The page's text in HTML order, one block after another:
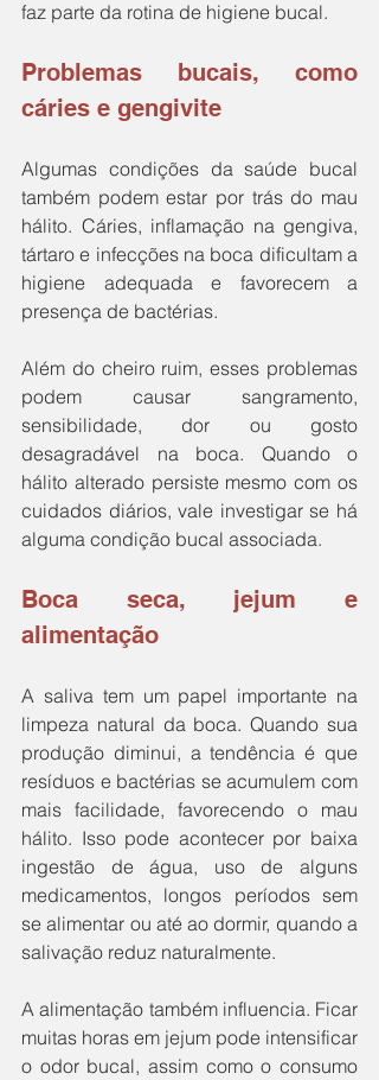
faz parte da rotina de higiene bucal.
Problemas bucais, como
cáries e gengivite
Algumas condições da saúde bucal
também podem estar por trás do mau
hálito. Cáries, inflamação na gengiva,
tártaro e infecções na boca dificultam a
higiene adequada e favorecem a
presença de bactérias.
Além do cheiro ruim, esses problemas
podem causar sangramento,
sensibilidade, dor ou gosto
desagradável na boca. Quando o
hálito alterado persiste mesmo com os
cuidados diários, vale investigar se há
alguma condição bucal associada.
Boca seca, jejum e
alimentação
A saliva tem um papel importante na
limpeza natural da boca. Quando sua
produção diminui, a tendência é que
resíduos e bactérias se acumulem com
mais facilidade, favorecendo o mau
hálito. Isso pode acontecer por baixa
ingestão de água, uso de alguns
medicamentos, longos períodos sem
se alimentar ou até ao dormir, quando a
salivação reduz naturalmente.
A alimentação também influencia. Ficar
muitas horas em jejum pode intensificar
o odor bucal, assim como o consumo